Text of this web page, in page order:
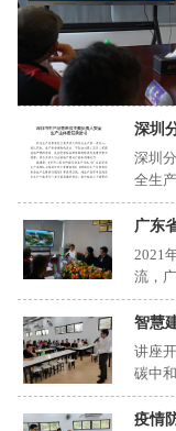
深圳
深圳
全生
广东
2021
流，
智慧
讲座
碳中
疫情